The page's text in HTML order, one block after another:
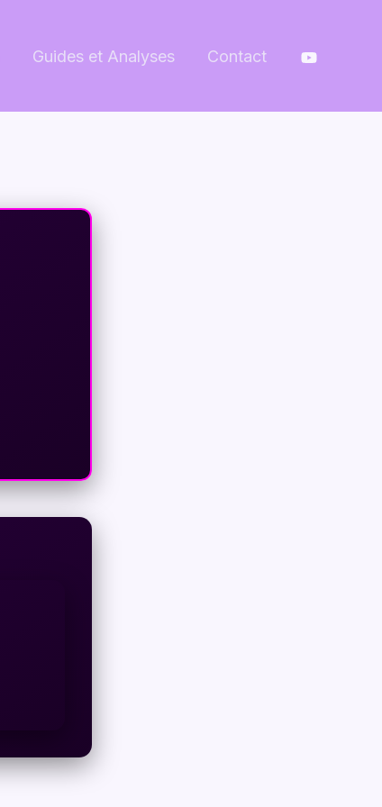
Guides et Analyses Contact